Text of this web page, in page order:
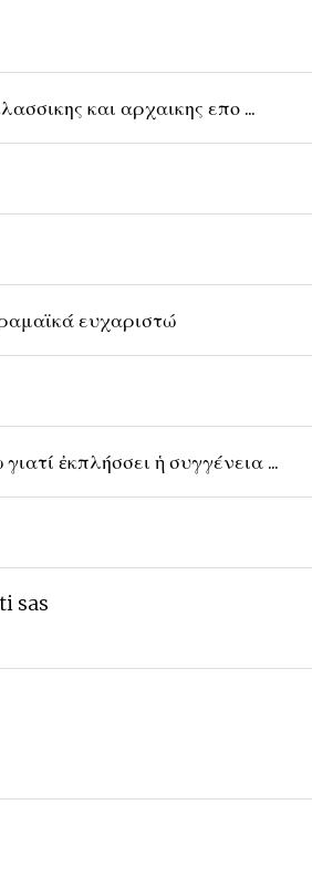
και αρχαικης επο ...
ευχαριστώ
ἐκπλήσσει ἡ συγγένεια ...
sas